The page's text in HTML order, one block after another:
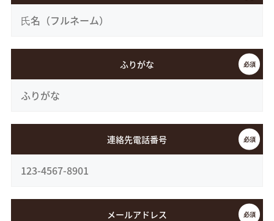
ふりがな
連絡先電話番号
メールアドレス